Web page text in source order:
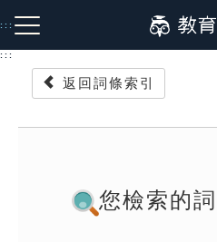
到
主
:::
:::
返回詞條索引
您檢索的